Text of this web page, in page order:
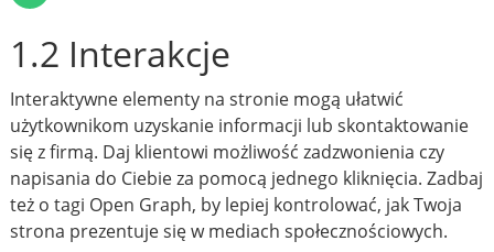
1.2 Interakcje
Interaktywne elementy na stronie mogą ułatwić
użytkownikom uzyskanie informacji lub skontaktowanie
się z firmą. Daj klientowi możliwość zadzwonienia czy
napisania do Ciebie za pomocą jednego kliknięcia. Zadbaj
też o tagi Open Graph, by lepiej kontrolować, jak Twoja
strona prezentuje się w mediach społecznościowych.